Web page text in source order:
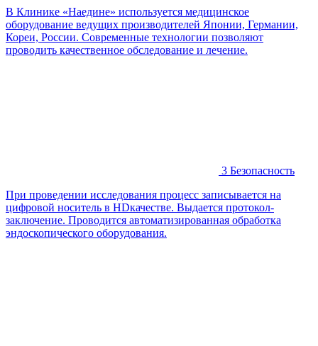
В Клинике «Наедине» используется медицинское
оборудование ведущих производителей Японии, Германии,
Кореи, России. Современные технологии позволяют
проводить качественное обследование и лечение.
3 Безопасность
При проведении исследования процесс записывается на
цифровой носитель в HDкачестве. Выдается протокол-
заключение. Проводится автоматизированная обработка
эндоскопического оборудования.